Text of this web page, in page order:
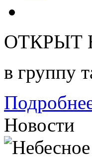
ОТКРЫТ
в группу
Новости